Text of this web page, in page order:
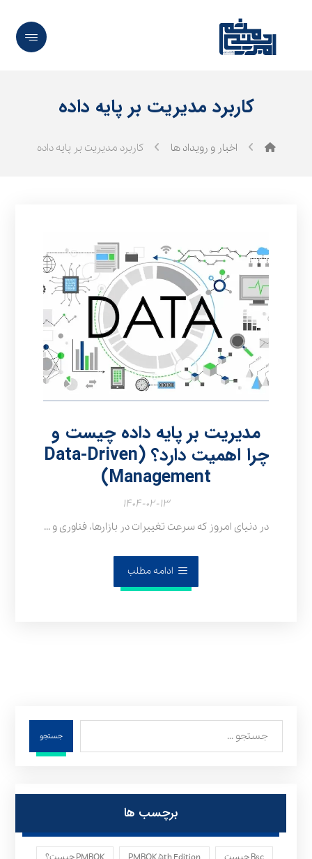
کاربرد مدیریت بر پایه داده
اخبار و رویداد ها کاربرد مدیریت بر پایه داده
مدیریت بر پایه داده چیست و
چرا اهمیت دارد؟ (Data-Driven
Management)
۱۴۰۴-۰۲-۱۳
در دنیای امروز که سرعت تغییرات در بازارها، فناوری و ...
ادامه مطلب
جستجو
برچسب ها